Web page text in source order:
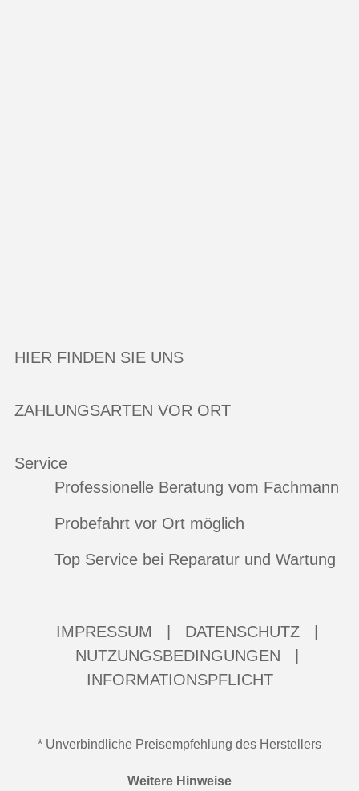
HIER FINDEN SIE UNS
ZAHLUNGSARTEN VOR ORT
Service
Professionelle Beratung vom Fachmann
Probefahrt vor Ort möglich
Top Service bei Reparatur und Wartung
IMPRESSUM DATENSCHUTZ
NUTZUNGSBEDINGUNGEN
INFORMATIONSPFLICHT
* Unverbindliche Preisempfehlung des Herstellers
Weitere Hinweise